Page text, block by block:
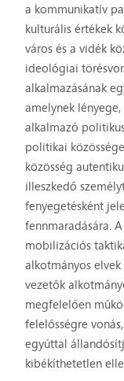
a kommunikatív
kulturális értékek
város és a vidék
ideológiai
alkalmazásának
amelynek
alkalmazó
politikai
közösség
illeszkedő
fenyegetésként
fennmaradására.
mobilizációs
alkotmányos
vezetők
megfelelően
felelősségre
egyúttal
kibékíthetetlen